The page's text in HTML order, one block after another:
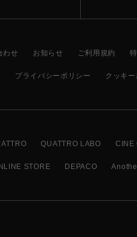
わせ お知らせ ご利用規約
プライバシーポリシー クッキ
QUATTRO LABO CINE
STORE DEPACO